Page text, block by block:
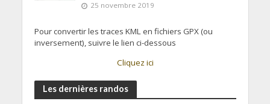
25 novembre 2019
Pour convertir les traces KML en fichiers GPX (ou
inversement), suivre le lien ci-dessous
Cliquez ici
Les dernières randos